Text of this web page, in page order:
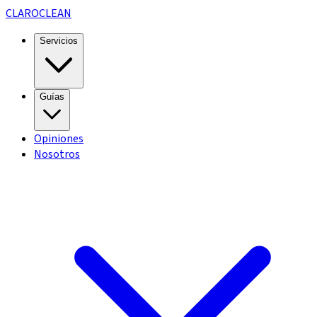
CLAROCLEAN
Servicios
Guías
Opiniones
Nosotros